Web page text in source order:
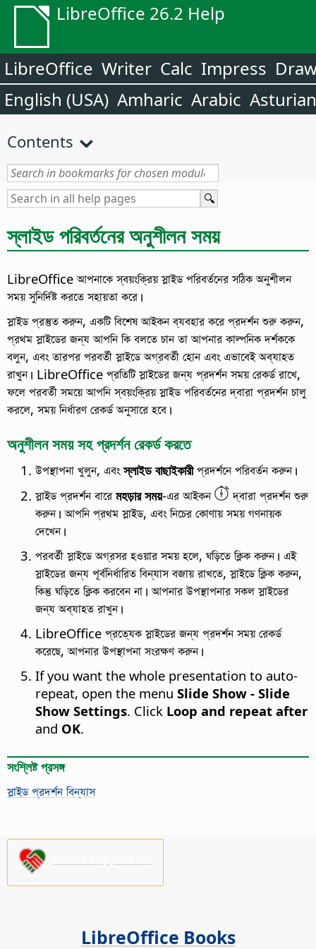
LibreOffice 26.2 Help
LibreOffice Writer Calc Impress
English (USA) Amharic Arabic Asturian
Contents
স্লাইড পরিবর্তনের অনুশীলন সময়
LibreOffice আপনাকে স্বয়ংক্রিয় স্লাইড পরিবর্তনের সঠিক অনুশীলন
সময় সুনির্দিষ্ট করতে সহায়তা করে।
স্লাইড প্রস্তুত করুন, একটি বিশেষ আইকন ব্যবহার করে প্রদর্শন শুরু করুন,
প্রথম স্লাইডের জন্য আপনি কি বলতে চান তা আপনার কাল্পনিক দর্শককে
বলুন, এবং তারপর পরবর্তী স্লাইডে অগ্রবর্তী হোন এবং এভাবেই অব্যাহত
রাখুন। LibreOffice প্রতিটি স্লাইডের জন্য প্রদর্শন সময় রেকর্ড রাখে,
ফলে পরবর্তী সময়ে আপনি স্বয়ংক্রিয় স্লাইড পরিবর্তনের দ্বারা প্রদর্শন চালু
করলে, সময় নির্ধারণ রেকর্ড অনুসারে হবে।
অনুশীলন সময় সহ প্রদর্শন রেকর্ড করতে
উপস্থাপনা খুলুন, এবংস্লাইড বাছাইকারীপ্রদর্শনে পরিবর্তন করুন।
স্লাইড প্রদর্শন বারেমহড়ার সময়-এর আইকন
দ্বারা প্রদর্শন শুরু
করুন। আপনি প্রথম স্লাইড, এবং নিচের কোণায় সময় গণনায়ক
দেখেন।
পরবর্তী স্লাইডে অগ্রসর হওয়ার সময় হলে, ঘড়িতে ক্লিক করুন। এই
স্লাইডের জন্য পূর্বনির্ধারিত বিন্যাস বজায় রাখতে, স্লাইডে ক্লিক করুন,
কিন্তু ঘড়িতে ক্লিক করবেন না। আপনার উপস্থাপনার সকল স্লাইডের
জন্য অব্যাহত রাখুন।
LibreOffice প্রত্যেক স্লাইডের জন্য প্রদর্শন সময় রেকর্ড
করেছে, আপনার উপস্থাপনা সংরক্ষণ করুন।
If you want the whole presentation to auto-
repeat, open the menu Slide Show - Slide
Show Settings. Click Loop and repeat after
and OK.
সংশ্লিষ্ট প্রসঙ্গ
স্লাইড প্রদর্শন বিন্যাস
LibreOffice Books